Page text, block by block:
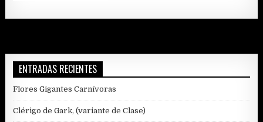
ENTRADAS RECIENTES
Flores Gigantes Carnívoras
Clérigo de Gark, (variante de Clase)